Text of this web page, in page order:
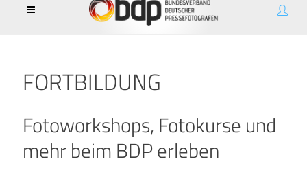
FORTBILDUNG
Fotoworkshops, Fotokurse und
mehr beim BDP erleben